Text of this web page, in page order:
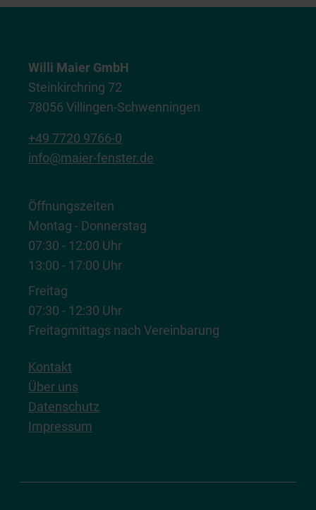
Willi Maier GmbH
Steinkirchring 72
78056 Villingen-Schwenningen
+49 7720 9766-0
info@maier-fenster.de
Öffnungszeiten
Montag - Donnerstag
07:30 - 12:00 Uhr
13:00 - 17:00 Uhr
Freitag
07:30 - 12:30 Uhr
Freitagmittags nach Vereinbarung
Kontakt
Über uns
Datenschutz
Impressum